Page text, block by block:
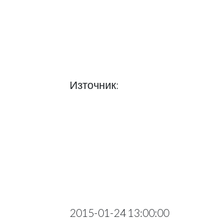
Източник:
2015-01-24 13:00:00